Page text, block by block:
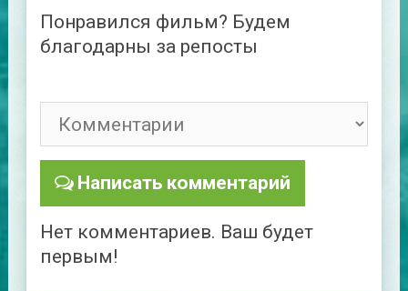
Понравился фильм? Будем
благодарны за репосты
Написать комментарий
Нет комментариев. Ваш будет
первым!